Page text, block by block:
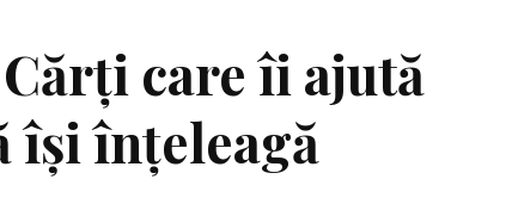
care îi ajută
își înțeleagă